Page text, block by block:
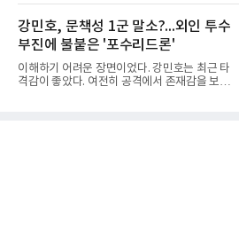
리츠와 마이애미 말린스를 거쳐 메츠에 둥지를
틀며 반등을 노렸으나
한국중고배구 2차연맹전 준우승팀 수성고는 4
일 충북 제천 대원대 민송체육관에서 열린 대회
8강전에서 진주동명고를 상대로 공격력이 호조
를 보이며 세트스코어 3-1(25-19, 25-22, 21-
25, 25-23)으로 꺾었다. 인하부고도 부산동성고
를 맞아 뛰어난 조직력을 바탕으로 삼아 3-0(25-
19, 25-19, 25-23)으로 완승을 거두고 4강에 합
강민호, 문책성 1군 말소?...외인 투수
부진에 불붙은 '포수리드론'
이해하기 어려운 장면이었다. 강민호는 최근 타
격감이 좋았다. 여전히 공격에서 존재감을 보여